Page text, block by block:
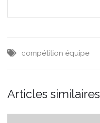
compétition équipe
Articles similaires